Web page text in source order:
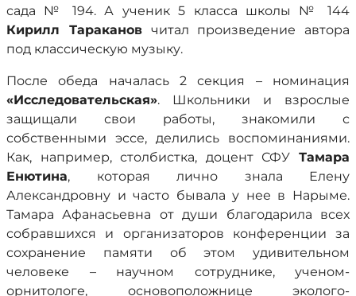
сада № 194. А ученик 5 класса школы № 144
Кирилл Таракановчитал произведение автора
под классическую музыку.
После обеда началась 2 секция – номинация
«Исследовательская». Школьники и взрослые
защищали свои работы, знакомили с
собственными эссе, делились воспоминаниями.
Как, например, столбистка, доцент СФУ Тамара
Енютина, которая лично знала Елену
Александровну и часто бывала у нее в Нарыме.
Тамара Афанасьевна от души благодарила всех
собравшихся и организаторов конференции за
сохранение памяти об этом удивительном
человеке – научном сотруднике, ученом-
орнитологе, основоположнице эколого-